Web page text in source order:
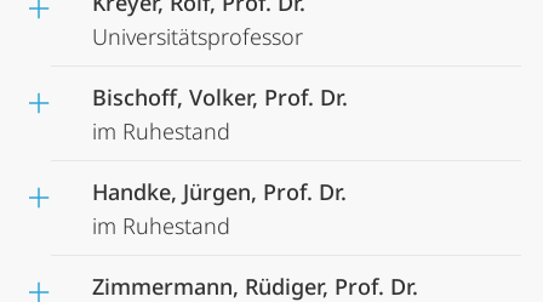
Universitätsprofessor
Bischoff, Volker, Prof. Dr.
im Ruhestand
Handke, Jürgen, Prof. Dr.
im Ruhestand
Zimmermann, Rüdiger, Prof. Dr.